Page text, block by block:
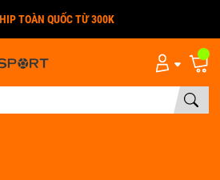
TOÀN QUỐC TỪ 300K